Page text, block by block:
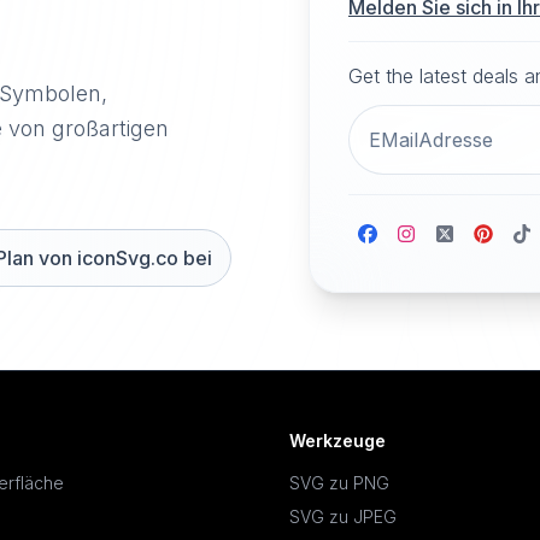
großartigen
von iconSvg.co bei
Melden Sie sich in
Get the latest deals
Werkzeuge
SVG zu PNG
SVG zu JPEG